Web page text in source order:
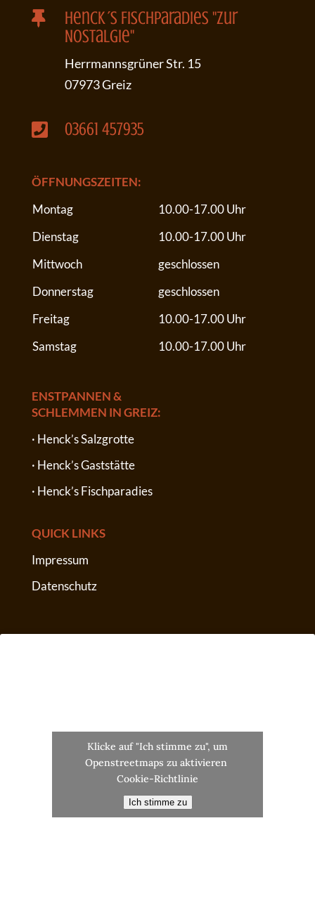

Henck´s Fischparadies "Zur
Nostalgie"
Herrmannsgrüner Str. 15
07973 Greiz
 03661 457935
ÖFFNUNGSZEITEN:
Montag
10.00-17.00 Uhr
Dienstag
10.00-17.00 Uhr
Mittwoch
geschlossen
Donnerstag
geschlossen
Freitag
10.00-17.00 Uhr
Samstag
10.00-17.00 Uhr
ENSTPANNEN &
SCHLEMMEN IN GREIZ:
· Henck’s Salzgrotte
· Henck’s Gaststätte
· Henck’s Fischparadies
QUICK LINKS
Impressum
Datenschutz
Klicke auf "Ich stimme zu", um
Openstreetmaps zu aktivieren
Cookie-Richtlinie
Ich stimme zu